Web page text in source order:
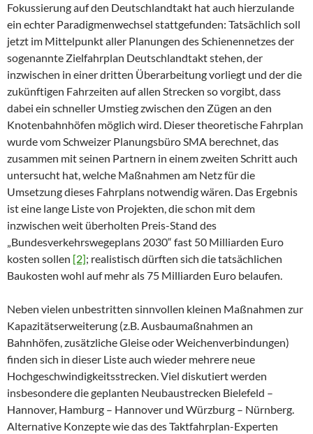
Fokussierung auf den Deutschlandtakt hat auch hierzulande
ein echter Paradigmenwechsel stattgefunden: Tatsächlich soll
jetzt im Mittelpunkt aller Planungen des Schienennetzes der
sogenannte Zielfahrplan Deutschlandtakt stehen, der
inzwischen in einer dritten Überarbeitung vorliegt und der die
zukünftigen Fahrzeiten auf allen Strecken so vorgibt, dass
dabei ein schneller Umstieg zwischen den Zügen an den
Knotenbahnhöfen möglich wird. Dieser theoretische Fahrplan
wurde vom Schweizer Planungsbüro SMA berechnet, das
zusammen mit seinen Partnern in einem zweiten Schritt auch
untersucht hat, welche Maßnahmen am Netz für die
Umsetzung dieses Fahrplans notwendig wären. Das Ergebnis
ist eine lange Liste von Projekten, die schon mit dem
inzwischen weit überholten Preis-Stand des
„Bundesverkehrswegeplans 2030“ fast 50 Milliarden Euro
kosten sollen [2]; realistisch dürften sich die tatsächlichen
Baukosten wohl auf mehr als 75 Milliarden Euro belaufen.
Neben vielen unbestritten sinnvollen kleinen Maßnahmen zur
Kapazitätserweiterung (z.B. Ausbaumaßnahmen an
Bahnhöfen, zusätzliche Gleise oder Weichenverbindungen)
finden sich in dieser Liste auch wieder mehrere neue
Hochgeschwindigkeitsstrecken. Viel diskutiert werden
insbesondere die geplanten Neubaustrecken Bielefeld –
Hannover, Hamburg – Hannover und Würzburg – Nürnberg.
Alternative Konzepte wie das des Taktfahrplan-Experten